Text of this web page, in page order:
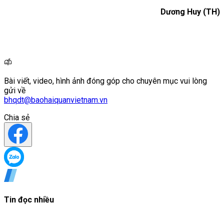
Dương Huy (TH)
Bài viết, video, hình ảnh đóng góp cho chuyên mục vui lòng
gửi về
bhqdt@baohaiquanvietnam.vn
Chia sẻ
Tin đọc nhiều